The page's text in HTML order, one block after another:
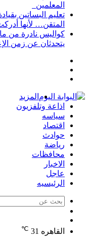
المعلمين
تعليم البساتين
المتقن… لأنها
كواليس نادرة من
يتحدثان عن زمن
المزيد
اذاعة وتلفزيون
سياسه
اقتصاد
حوادث
رياضة
محافظات
الاخبار
عاجل
الرئيسيه
عشوائي
القاهره 31
℃